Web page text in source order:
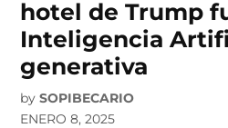
hotel de Trump
Inteligencia
generativa
by SOPIBECARIO
ENERO 8, 2025